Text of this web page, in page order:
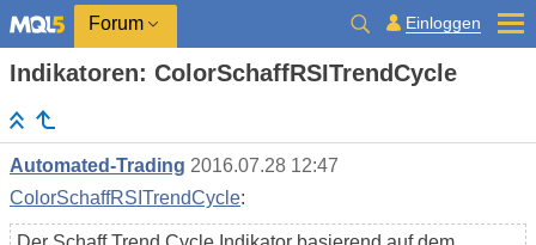
Forum Einloggen
Indikatoren: ColorSchaffRSITrendCycle
Automated-Trading 2016.07.28 12:47
ColorSchaffRSITrendCycle: